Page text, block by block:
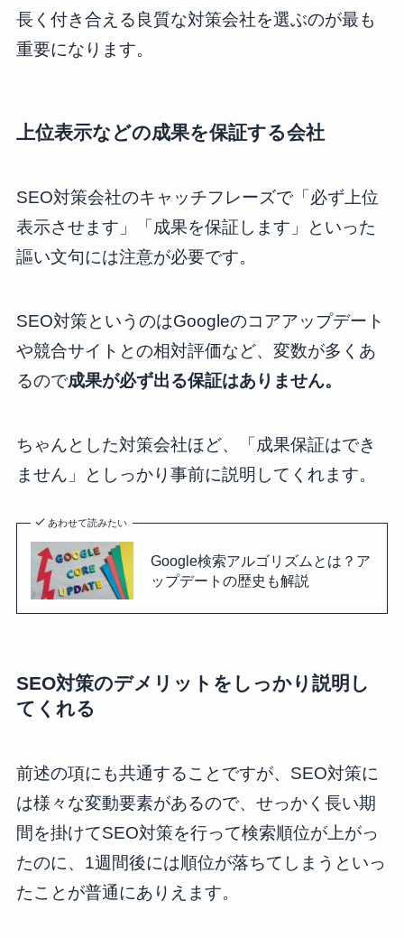
長く付き合える良質な対策会社を選ぶのが最も
重要になります。
上位表示などの成果を保証する会社
SEO対策会社のキャッチフレーズで「必ず上位
表示させます」「成果を保証します」といった
謳い文句には注意が必要です。
SEO対策というのはGoogleのコアアップデート
や競合サイトとの相対評価など、変数が多くあ
るので成果が必ず出る保証はありません。
ちゃんとした対策会社ほど、「成果保証はでき
ません」としっかり事前に説明してくれます。
あわせて読みたい
Google検索アルゴリズムとは？ア
ップデートの歴史も解説
SEO対策のデメリットをしっかり説明し
てくれる
前述の項にも共通することですが、SEO対策に
は様々な変動要素があるので、せっかく長い期
間を掛けてSEO対策を行って検索順位が上がっ
たのに、1週間後には順位が落ちてしまうといっ
たことが普通にありえます。